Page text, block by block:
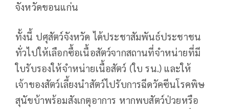
จังหวัดขอนแก่น
ทั้งนี้ ปศุสัตว์จังหวัด ได้ประชาสัมพันธ์ประชาชน
ทั่วไปให้เลือกซื้อเนื้อสัตว์จากสถานที่จำหน่ายที่มี
ใบรับรองให้จำหน่ายเนื้อสัตว์ (ใบ รน.) และให้
เจ้าของสัตว์เลี้ยงนำสัตว์ไปรับการฉีดวัคซีนโรคพิษ
สุนัขบ้าพร้อมสังเกตุอาการ หากพบสัตว์ป่วยหรือ